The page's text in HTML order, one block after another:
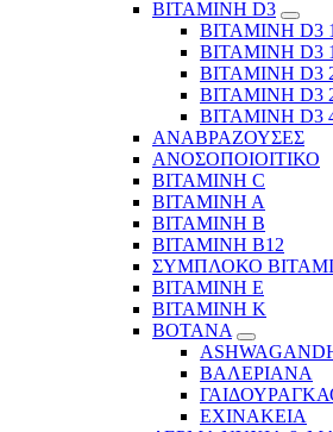
ΒΙΤΑΜΙΝΗ D3
ΒΙΤΑΜΙΝΗ D3
ΒΙΤΑΜΙΝΗ D3
ΒΙΤΑΜΙΝΗ D3
ΒΙΤΑΜΙΝΗ D3
BITAMINH D3
ΑΝΑΒΡΑΖΟΥΣΕΣ
ΑΝΟΣΟΠΟΙΟΙΤΙΚΟ
ΒΙΤΑΜΙΝΗ C
ΒΙΤΑΜΙΝΗ Α
ΒΙΤΑΜΙΝΗ Β
ΒΙΤΑΜΙΝΗ Β12
ΣΥΜΠΛΟΚΟ
ΒΙΤΑΜΙΝΗ Ε
ΒΙΤΑΜΙΝΗ Κ
ΒΟΤΑΝΑ
ΒΑΛΕΡΙΑΝΑ
ΕΧΙΝΑΚΕΙΑ